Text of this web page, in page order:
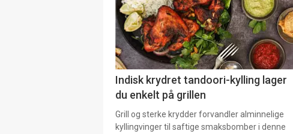
Indisk krydret tandoori-kylling lager
du enkelt på grillen
Grill og sterke krydder forvandler alminnelige
kyllingvinger til saftige smaksbomber i denne